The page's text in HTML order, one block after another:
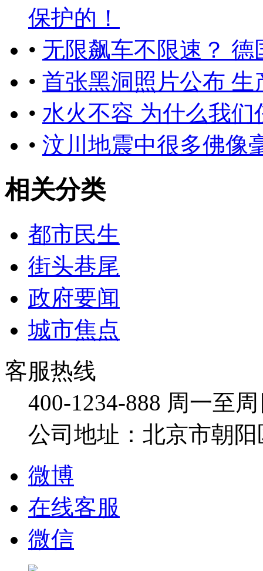
保护的！
• 无限飙车不限速？
• 首张黑洞照片公布
• 水火不容 为什么我
• 汶川地震中很多佛像
相关分类
都市民生
街头巷尾
政府要闻
城市焦点
客服热线
400-1234-888 周一至
公司地址：北京市朝
微博
在线客服
微信